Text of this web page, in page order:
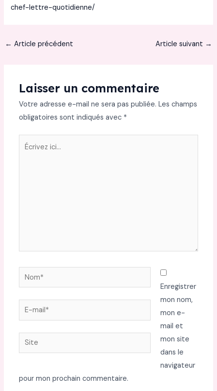
chef-lettre-quotidienne/
← Article précédent Article suivant →
Laisser un commentaire
Votre adresse e-mail ne sera pas publiée. Les champs
obligatoires sont indiqués avec *
Écrivez
Nom*
E-
mail*
Site
Enregistrer
mon nom,
mon e-
mail et
mon site
dans le
navigateur
pour mon prochain commentaire.